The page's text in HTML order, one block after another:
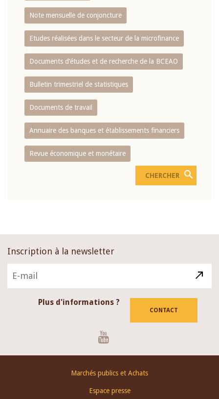
Note mensuelle de conjoncture
Etudes réalisées dans le secteur de la microfinance
Documents d’études et de recherche de la BCEAO
Bulletin trimestriel de statistiques
Documents de travail
Annuaire des banques et établissements financiers
Revue économique et monétaire
Inscription à la newsletter
Plus d'informations ?
CONTACT
Marchés publics et Achats
Espace presse